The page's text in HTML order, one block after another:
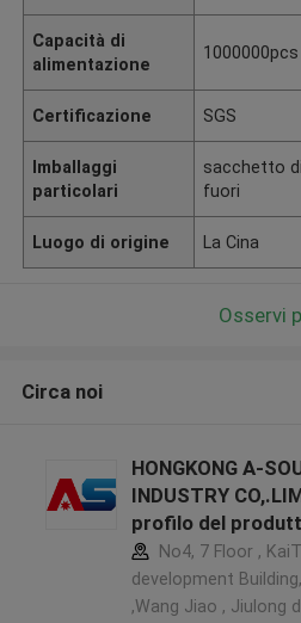
Capacità di
alimentazione
Certificazione SGS
Imballaggi
particolari
sacchetto
fuori
Luogo di origine La Cina
Osservi
Circa noi
HONGKONG A-
INDUSTRY
profilo del
No4, 7 Floor ,
development
,Wang Jiao , Jiulong